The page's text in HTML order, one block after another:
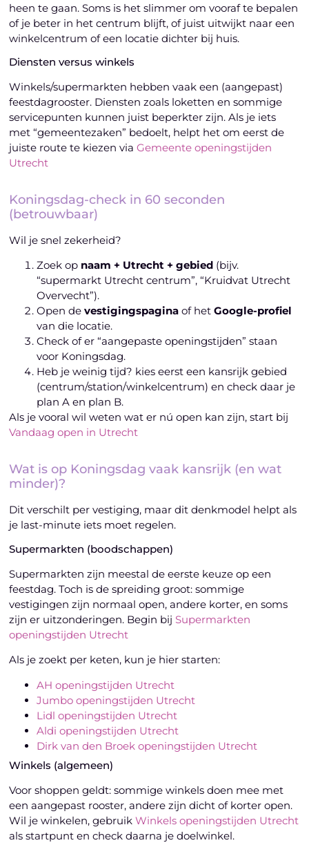
heen te gaan. Soms is het slimmer om vooraf te bepalen
of je beter in het centrum blijft, of juist uitwijkt naar een
winkelcentrum of een locatie dichter bij huis.
Diensten versus winkels
Winkels/supermarkten hebben vaak een (aangepast)
feestdagrooster. Diensten zoals loketten en sommige
servicepunten kunnen juist beperkter zijn. Als je iets
met “gemeentezaken” bedoelt, helpt het om eerst de
juiste route te kiezen viaGemeente openingstijden
Utrecht
Koningsdag-check in 60 seconden
(betrouwbaar)
Wil je snel zekerheid?
Zoek op naam + Utrecht + gebied (bijv.
“supermarkt Utrecht centrum”, “Kruidvat Utrecht
Overvecht”).
Open devestigingspagina of hetGoogle-profiel
van die locatie.
Check of er “aangepaste openingstijden” staan
voor Koningsdag.
Heb je weinig tijd? kies eerst een kansrijk gebied
(centrum/station/winkelcentrum) en check daar je
plan A en plan B.
Als je vooral wil weten wat er nú open kan zijn, start bij
Vandaag open in Utrecht
Wat is op Koningsdag vaak kansrijk (en wat
minder)?
Dit verschilt per vestiging, maar dit denkmodel helpt als
je last-minute iets moet regelen.
Supermarkten (boodschappen)
Supermarkten zijn meestal de eerste keuze op een
feestdag. Toch is de spreiding groot: sommige
vestigingen zijn normaal open, andere korter, en soms
zijn er uitzonderingen. Begin bij Supermarkten
openingstijden Utrecht
Als je zoekt per keten, kun je hier starten:
AH openingstijden Utrecht
Jumbo openingstijden Utrecht
Lidl openingstijden Utrecht
Aldi openingstijden Utrecht
Dirk van den Broek openingstijden Utrecht
Winkels (algemeen)
Voor shoppen geldt: sommige winkels doen mee met
een aangepast rooster, andere zijn dicht of korter open.
Wil je winkelen, gebruikWinkels openingstijden Utrecht
als startpunt en check daarna je doelwinkel.